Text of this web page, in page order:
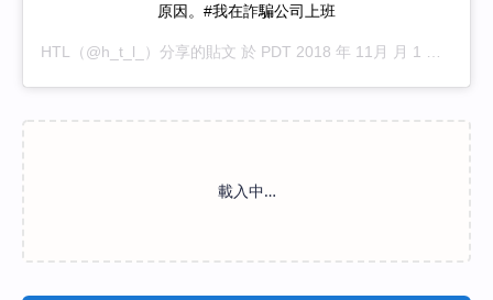
原因。#我在詐騙公司上班
HTL （@h_t_l_）分享的貼文 於 PDT 2018 年 11月 月 1 日 下午 7:27